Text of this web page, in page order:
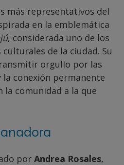
más representativos del
en la emblemática
, considerada uno de los
de la ciudad. Su
orgullo por las
la conexión permanente
la comunidad a la que
por Andrea Rosales,